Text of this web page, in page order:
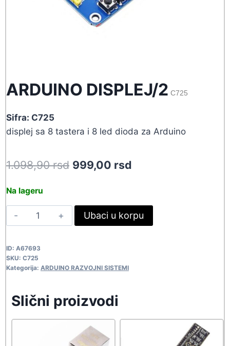
ARDUINO DISPLEJ/2 C725
Sifra: C725
displej sa 8 tastera i 8 led dioda za Arduino
1.098,90rsd Original
1.098,90 rsd.
999,00 rsd
999,00 rsd.
Na lageru
ARDUINO
DISPLEJ/2
quantity
Ubaci u korpu
ID: A67693
SKU: C725
Kategorija: ARDUINO RAZVOJNI SISTEMI
Slični proizvodi